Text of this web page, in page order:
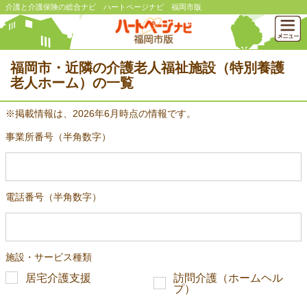
介護と介護保険の総合ナビ ハートページナビ 福岡市版
福岡市・近隣の介護老人福祉施設（特別養護
老人ホーム）の一覧
※掲載情報は、2026年6月時点の情報です。
事業所番号（半角数字）
電話番号（半角数字）
施設・サービス種類
居宅介護支援
訪問介護（ホームヘル
プ）